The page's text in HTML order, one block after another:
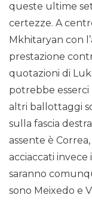
queste ultime
certezze. A
Mkhitaryan con
prestazione
quotazioni di
potrebbe esserci
altri ballottaggi
sulla fascia
assente è
acciaccati invece
saranno
sono Meixedo e